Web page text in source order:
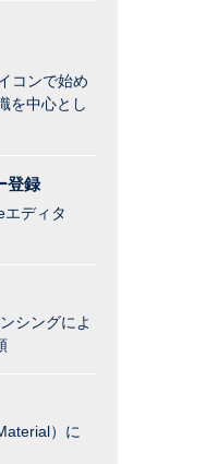
コンで始め
を中心とし
登録
ディタ
シングによ
）に